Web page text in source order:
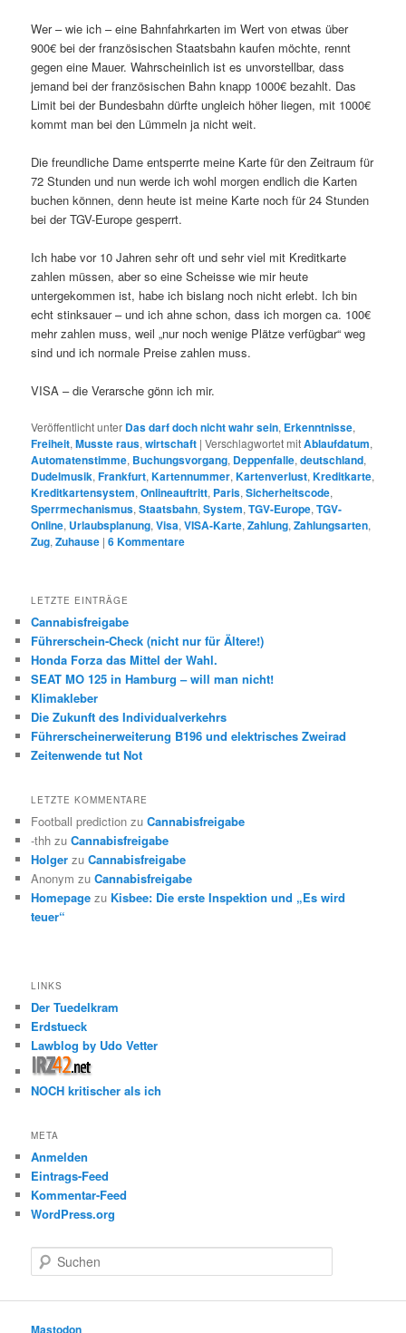
Wer – wie ich – eine Bahnfahrkarten im Wert von etwas über
900€ bei der französischen Staatsbahn kaufen möchte, rennt
gegen eine Mauer. Wahrscheinlich ist es unvorstellbar, dass
jemand bei der französischen Bahn knapp 1000€ bezahlt. Das
Limit bei der Bundesbahn dürfte ungleich höher liegen, mit 1000€
kommt man bei den Lümmeln ja nicht weit.
Die freundliche Dame entsperrte meine Karte für den Zeitraum für
72 Stunden und nun werde ich wohl morgen endlich die Karten
buchen können, denn heute ist meine Karte noch für 24 Stunden
bei der TGV-Europe gesperrt.
Ich habe vor 10 Jahren sehr oft und sehr viel mit Kreditkarte
zahlen müssen, aber so eine Scheisse wie mir heute
untergekommen ist, habe ich bislang noch nicht erlebt. Ich bin
echt stinksauer – und ich ahne schon, dass ich morgen ca. 100€
mehr zahlen muss, weil „nur noch wenige Plätze verfügbar“ weg
sind und ich normale Preise zahlen muss.
VISA – die Verarsche gönn ich mir.
Veröffentlicht unter Das darf doch nicht wahr sein, Erkenntnisse,
Freiheit,Musste raus,wirtschaft |Verschlagwortet mitAblaufdatum,
Automatenstimme, Buchungsvorgang, Deppenfalle,deutschland,
Dudelmusik,Frankfurt,Kartennummer,Kartenverlust,Kreditkarte,
Kreditkartensystem,Onlineauftritt, Paris,Sicherheitscode,
Sperrmechanismus,Staatsbahn,System,TGV-Europe,TGV-
Online, Urlaubsplanung,Visa,VISA-Karte,Zahlung,Zahlungsarten,
Zug,Zuhause |6Kommentare
LETZTE EINTRÄGE
Cannabisfreigabe
Führerschein-Check (nicht nur für Ältere!)
Honda Forza das Mittel der Wahl.
SEAT MO 125 in Hamburg – will man nicht!
Klimakleber
Die Zukunft des Individualverkehrs
Führerscheinerweiterung B196 und elektrisches Zweirad
Zeitenwende tut Not
LETZTE KOMMENTARE
Football prediction zuCannabisfreigabe
-thh zuCannabisfreigabe
Holger zuCannabisfreigabe
Anonym zuCannabisfreigabe
Homepage zu Kisbee: Die erste Inspektion und „Es wird
teuer“
LINKS
Der Tuedelkram
Erdstueck
Lawblog by Udo Vetter
NOCH kritischer als ich
META
Anmelden
Eintrags-Feed
Kommentar-Feed
WordPress.org
u
e
Mastodon